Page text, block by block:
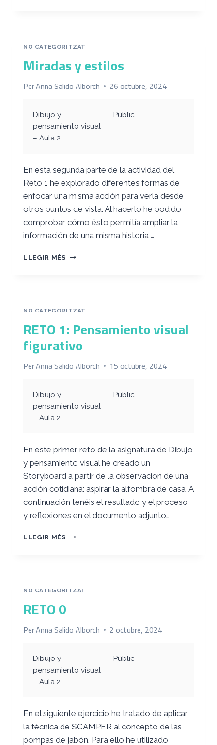
NO CATEGORITZAT
Miradas y estilos
PerAnna Salido Alborch 26 octubre, 2024
Dibujo y
pensamiento visual
– Aula 2
Públic
En esta segunda parte de la actividad del
Reto 1 he explorado diferentes formas de
enfocar una misma acción para verla desde
otros puntos de vista. Al hacerlo he podido
comprobar cómo ésto permitía ampliar la
información de una misma historia,…
LLEGIR MÉS MIRADAS
NO CATEGORITZAT
RETO 1: Pensamiento visual
figurativo
PerAnna Salido Alborch 15 octubre, 2024
Dibujo y
pensamiento visual
– Aula 2
Públic
En este primer reto de la asignatura de Dibujo
y pensamiento visual he creado un
Storyboard a partir de la observación de una
acción cotidiana: aspirar la alfombra de casa. A
continuación tenéis el resultado y el proceso
y reflexiones en el documento adjunto….
LLEGIR MÉS RETO
NO CATEGORITZAT
RETO 0
PerAnna Salido Alborch 2 octubre, 2024
Dibujo y
pensamiento visual
– Aula 2
Públic
En el siguiente ejercicio he tratado de aplicar
la técnica de SCAMPER al concepto de las
pompas de jabón. Para ello he utilizado